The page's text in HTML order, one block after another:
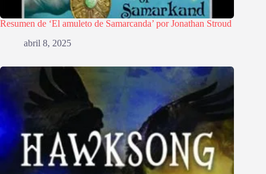
Resumen de ‘El amuleto de Samarcanda’ por Jonathan Stroud
abril 8, 2025